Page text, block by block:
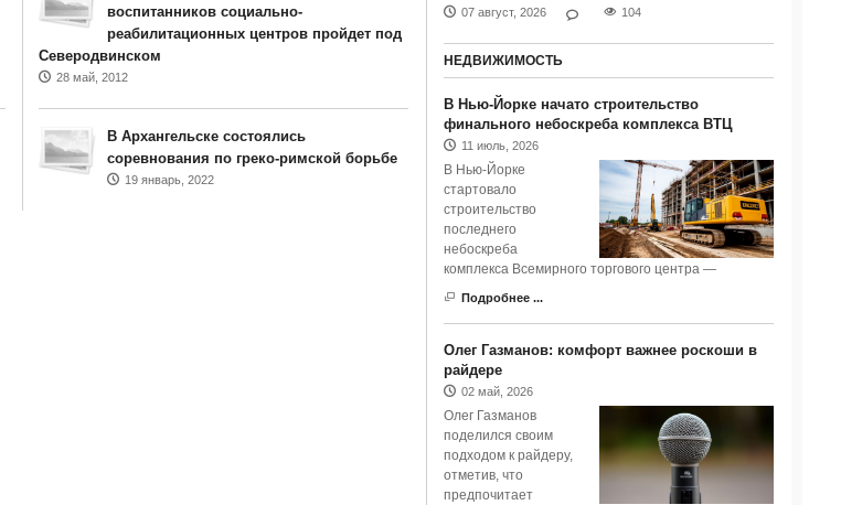
воспитанников социально-
реабилитационных центров пройдет под
Северодвинском
28 май, 2012
В Архангельске состоялись
соревнования по греко-римской борьбе
19 январь, 2022
07 август, 2026 104
НЕДВИЖИМОСТЬ
В Нью-Йорке начато строительство
финального небоскреба комплекса ВТЦ
11 июль, 2026
В Нью-Йорке
стартовало
строительство
последнего
небоскреба
комплекса Всемирного торгового центра —
Подробнее ...
Олег Газманов: комфорт важнее роскоши в
райдере
02 май, 2026
Олег Газманов
поделился своим
подходом к райдеру,
отметив, что
предпочитает